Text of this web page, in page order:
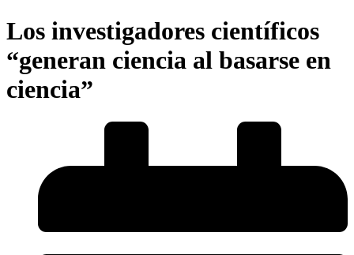
Los investigadores científicos
“generan ciencia al basarse en
ciencia”